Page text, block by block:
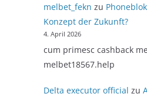
melbet_fekn zu
Konzept der Zukunft?
4. April 2026
cum primesc cashback
melbet18567.help
Delta executor official zu